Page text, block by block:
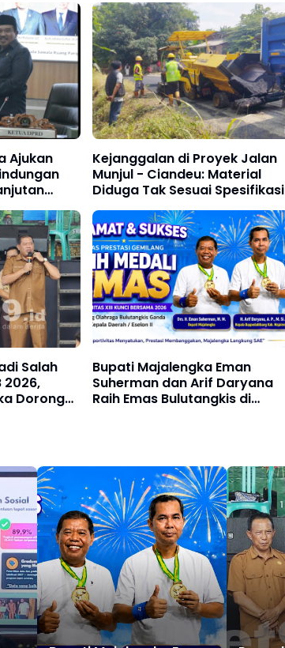
Ajukan
Kejanggalan di Proyek Jalan
Munjul - Ciandeu: Material
Diduga Tak Sesuai Spesifikasi
Salah
2026,
Dorong
Bupati Majalengka Eman
Suherman dan Arif Daryana
Raih Emas Bulutangkis di